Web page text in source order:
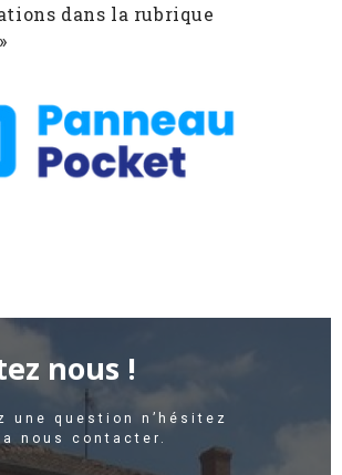
dans la rubrique
nous !
une question n’hésitez
nous contacter.